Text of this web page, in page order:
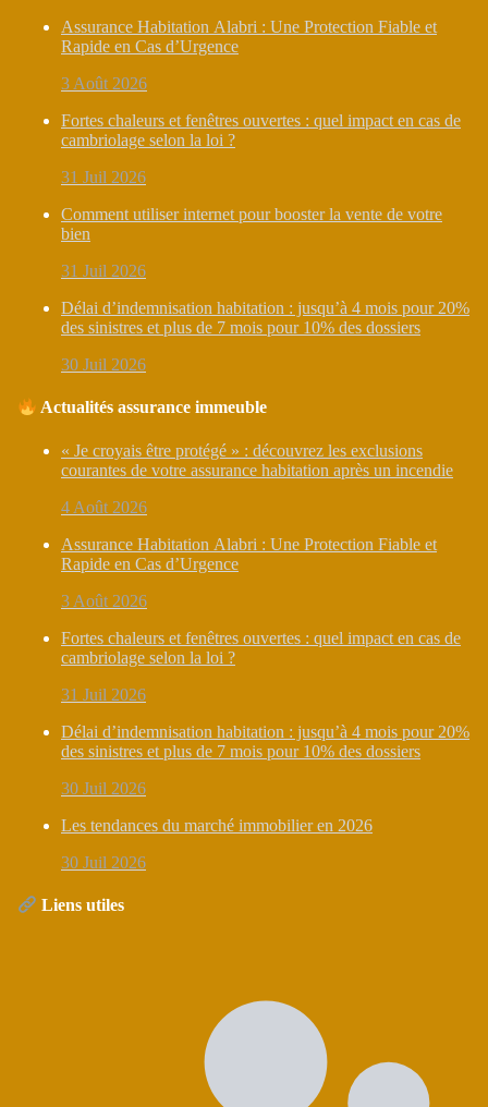
Assurance Habitation Alabri : Une Protection Fiable et
Rapide en Cas d’Urgence
3 Août 2026
Fortes chaleurs et fenêtres ouvertes : quel impact en cas de
cambriolage selon la loi ?
31 Juil 2026
Comment utiliser internet pour booster la vente de votre
bien
31 Juil 2026
Délai d’indemnisation habitation : jusqu’à 4 mois pour 20%
des sinistres et plus de 7 mois pour 10% des dossiers
30 Juil 2026
Actualités assurance immeuble
« Je croyais être protégé » : découvrez les exclusions
courantes de votre assurance habitation après un incendie
4 Août 2026
Assurance Habitation Alabri : Une Protection Fiable et
Rapide en Cas d’Urgence
3 Août 2026
Fortes chaleurs et fenêtres ouvertes : quel impact en cas de
cambriolage selon la loi ?
31 Juil 2026
Délai d’indemnisation habitation : jusqu’à 4 mois pour 20%
des sinistres et plus de 7 mois pour 10% des dossiers
30 Juil 2026
Les tendances du marché immobilier en 2026
30 Juil 2026
Liens utiles